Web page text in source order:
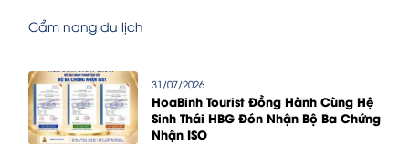
Cẩm nang du lịch
31/07/2026
HoaBinh Tourist Đồng Hành Cùng Hệ
Sinh Thái HBG Đón Nhận Bộ Ba Chứng
Nhận ISO